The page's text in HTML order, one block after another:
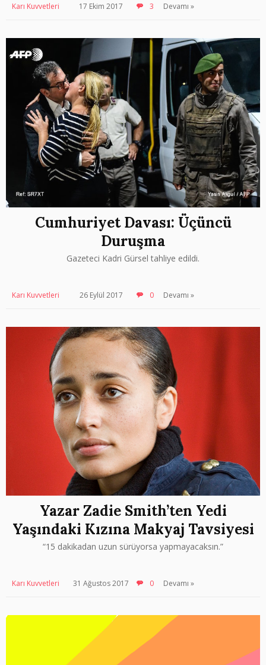
Karı Kuvvetleri 17 Ekim 2017 3 Devamı »
Cumhuriyet Davası: Üçüncü
Duruşma
Gazeteci Kadri Gürsel tahliye edildi.
Karı Kuvvetleri 26 Eylül 2017 0 Devamı »
Yazar Zadie Smith’ten Yedi
Yaşındaki Kızına Makyaj Tavsiyesi
“15 dakikadan uzun sürüyorsa yapmayacaksın.”
Karı Kuvvetleri 31 Ağustos 2017 0 Devamı »